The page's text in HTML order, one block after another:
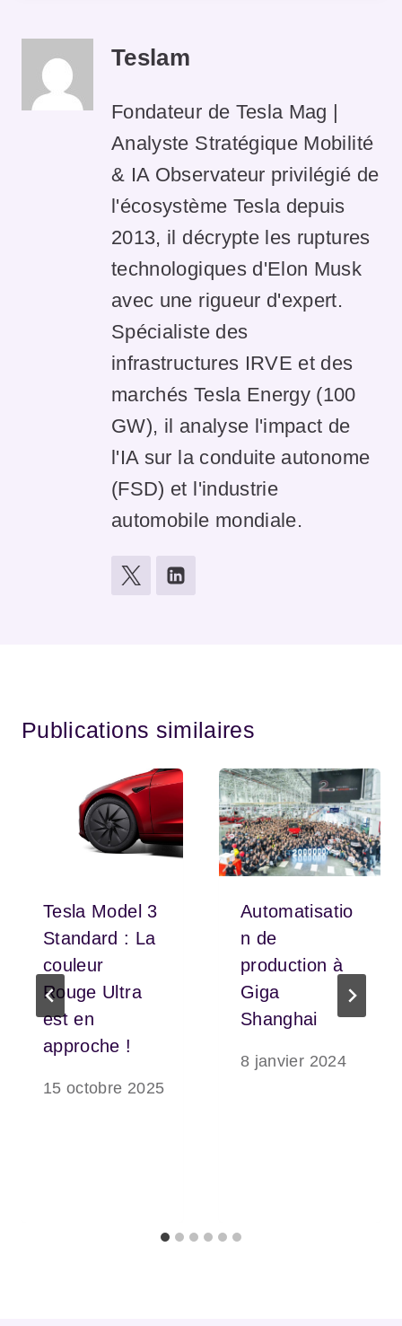
Teslam
Fondateur de Tesla Mag |
Analyste Stratégique Mobilité
& IA Observateur privilégié de
l'écosystème Tesla depuis
2013, il décrypte les ruptures
technologiques d'Elon Musk
avec une rigueur d'expert.
Spécialiste des
infrastructures IRVE et des
marchés Tesla Energy (100
GW), il analyse l'impact de
l'IA sur la conduite autonome
(FSD) et l'industrie
automobile mondiale.
Publications similaires
Tesla Model 3
Standard : La
couleur
Rouge Ultra
est en
approche !
15 octobre 2025
Automatisatio
n de
production à
Giga
Shanghai
8 janvier 2024